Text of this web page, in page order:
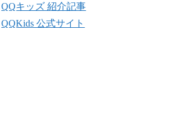
QQキッズ 紹介記事
QQKids 公式サイト